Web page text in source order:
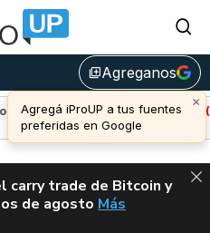
library_addAgreganos
×
Agregá iProUP a tus fuentes
preferidas en Google
Avalanche
(-
u$s 6,42
carry trade de Bitcoin y
de agosto VUELVE EL
Más